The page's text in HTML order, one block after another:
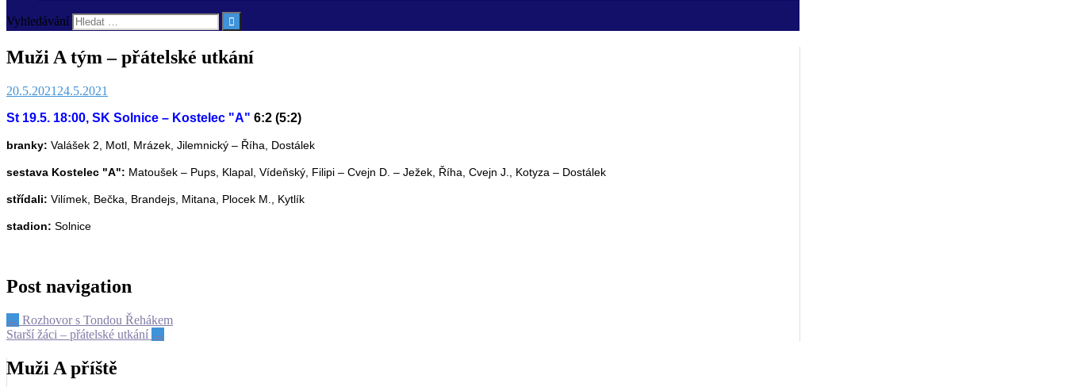
Vyhledávání
Muži A tým – přátelské utkání
20.5.2021 24.5.2021
St 19.5. 18:00, SK Solnice – Kostelec "A" 6:2 (5:2)
branky: Valášek 2, Motl, Mrázek, Jilemnický – Říha, Dostálek
sestava Kostelec "A": Matoušek – Pups, Klapal, Vídeňský, Filipi – Cvejn D. – Ježek, Říha, Cvejn J., Kotyza – Dostálek
střídali: Vilímek, Bečka, Brandejs, Mitana, Plocek M., Kytlík
stadion: Solnice
Post navigation
← Rozhovor s Tondou Řehákem
Starší žáci – přátelské utkání →
Muži A příště